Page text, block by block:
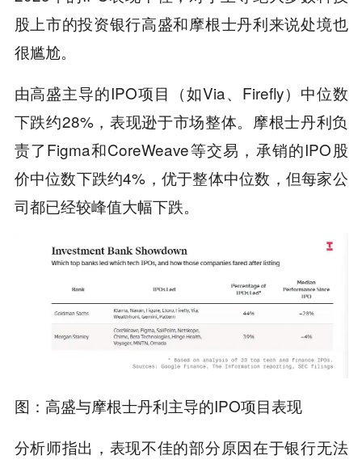
股上市的投资银行高盛和摩根士丹利来说处境也
很尴尬。
由高盛主导的IPO项目（如Via、Firefly）中位数
下跌约28%，表现逊于市场整体。摩根士丹利负
责了Figma和CoreWeave等交易，承销的IPO股
价中位数下跌约4%，优于整体中位数，但每家公
司都已经较峰值大幅下跌。
图：高盛与摩根士丹利主导的IPO项目表现
分析师指出，表现不佳的部分原因在于银行无法